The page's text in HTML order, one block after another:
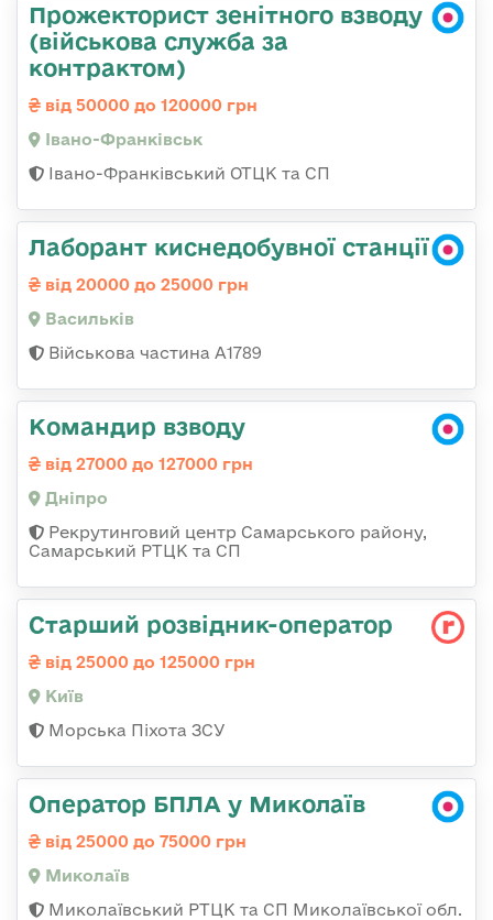
Прожекторист зенітного взводу
(військова служба за
контрактом)
від 50000 до 120000 грн
Івано-Франківськ
Івано-Франківський ОТЦК та СП
Лаборант киснедобувної станції
від 20000 до 25000 грн
Васильків
Військова частина А1789
Командир взводу
від 27000 до 127000 грн
Дніпро
Рекрутинговий центр Самарського району,
Самарський РТЦК та СП
Стаpший pозвідник-опеpатоp
від 25000 до 125000 грн
Київ
Морська Піхота ЗСУ
Оператор БПЛА у Миколаїв
від 25000 до 75000 грн
Миколаїв
Миколаївський РТЦК та СП Миколаївської обл.